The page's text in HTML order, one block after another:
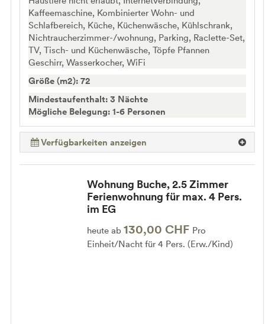
Kaffeemaschine, Kombinierter Wohn- und
Schlafbereich, Küche, Küchenwäsche, Kühlschrank,
Nichtraucherzimmer-/wohnung, Parking, Raclette-Set,
TV, Tisch- und Küchenwäsche, Töpfe Pfannen
Geschirr, Wasserkocher, WiFi
Größe (m2): 72
Mindestaufenthalt: 3 Nächte
Mögliche Belegung: 1-6 Personen
Verfügbarkeiten anzeigen
Wohnung Buche, 2.5 Zimmer
Ferienwohnung für max. 4 Pers.
im EG
heute ab 130,00 CHF Pro
Einheit/Nacht für 4 Pers. (Erw./Kind)